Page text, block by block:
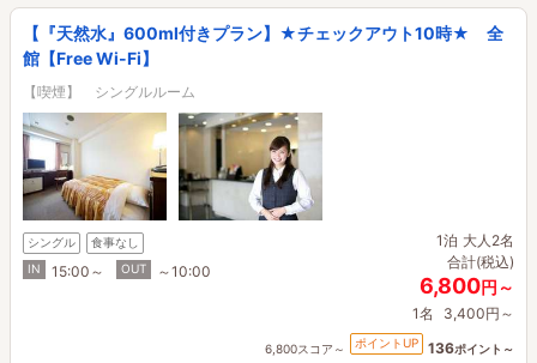
【『天然水』600ml付きプラン】★チェックアウト10時★ 全
館【Free Wi-Fi】
【喫煙】 シングルルーム
シングル
食事なし
IN
15:00～ OUT ～10:00
1泊 大人2名
合計(税込)
6,800円～
1名 3,400円～
6,800スコア～ ポイントUP 136ポイント～